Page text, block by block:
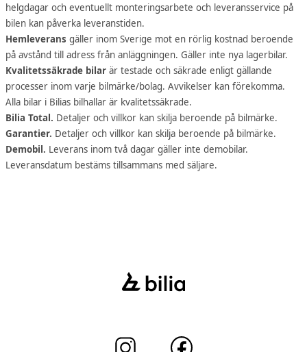
helgdagar och eventuellt monteringsarbete och leveransservice på
bilen kan påverka leveranstiden.
Hemleverans gäller inom Sverige mot en rörlig kostnad beroende
på avstånd till adress från anläggningen. Gäller inte nya lagerbilar.
Kvalitetssäkrade bilar är testade och säkrade enligt gällande
processer inom varje bilmärke/bolag. Avvikelser kan förekomma.
Alla bilar i Bilias bilhallar är kvalitetssäkrade.
Bilia Total. Detaljer och villkor kan skilja beroende på bilmärke.
Garantier. Detaljer och villkor kan skilja beroende på bilmärke.
Demobil. Leverans inom två dagar gäller inte demobilar.
Leveransdatum bestäms tillsammans med säljare.